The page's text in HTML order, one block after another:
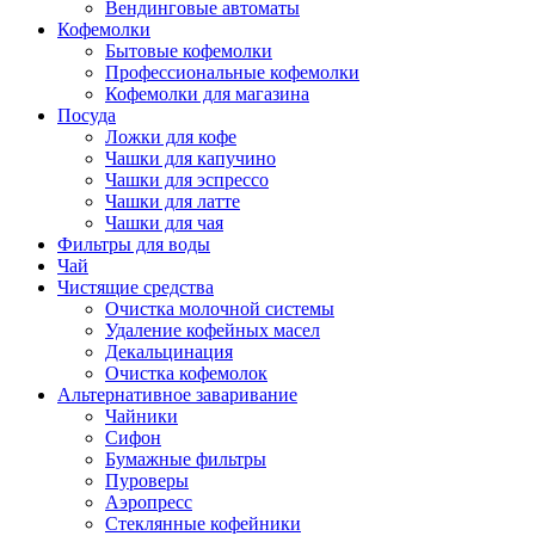
Вендинговые автоматы
Кофемолки
Бытовые кофемолки
Профессиональные кофемолки
Кофемолки для магазина
Посуда
Ложки для кофе
Чашки для капучино
Чашки для эспрессо
Чашки для латте
Чашки для чая
Фильтры для воды
Чай
Чистящие средства
Очистка молочной системы
Удаление кофейных масел
Декальцинация
Очистка кофемолок
Альтернативное заваривание
Чайники
Сифон
Бумажные фильтры
Пуроверы
Аэропресс
Стеклянные кофейники